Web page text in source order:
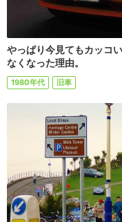
やっぱり今見てもカッコ
なくなった理由。
1980年代 旧車